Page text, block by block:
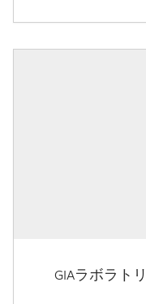
GIAラボラト